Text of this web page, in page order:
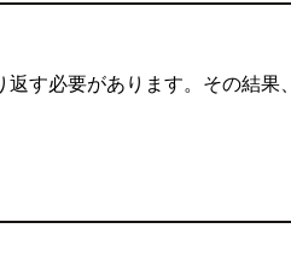
す必要があります。その結果、